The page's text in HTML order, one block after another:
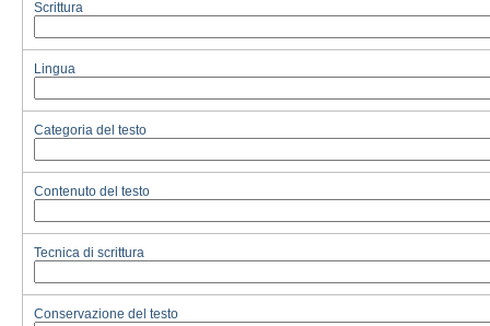
Scrittura
Lingua
Categoria del testo
Contenuto del testo
Tecnica di scrittura
Conservazione del testo